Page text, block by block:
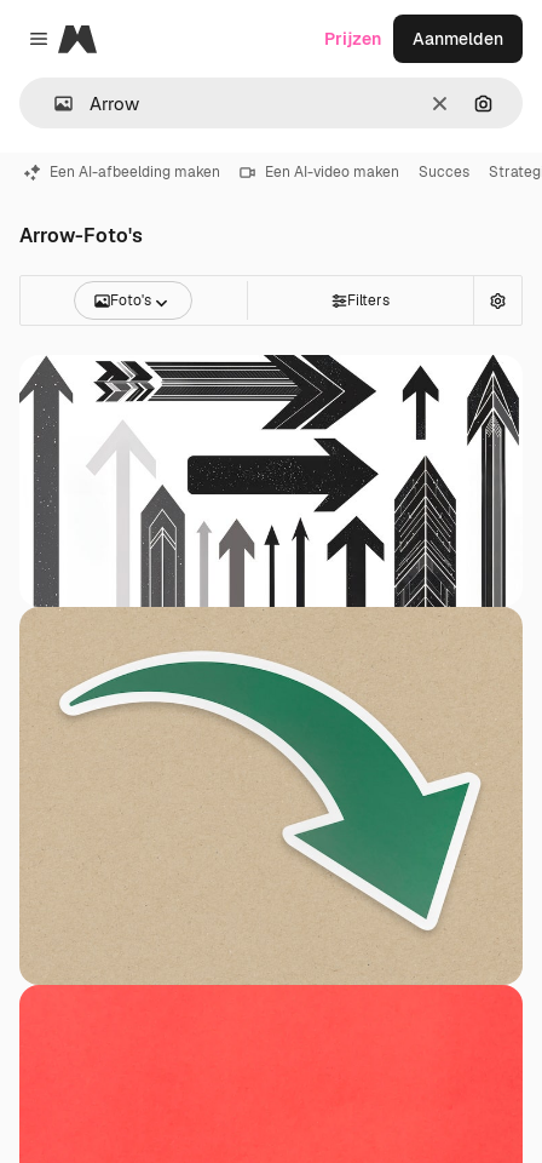
Close menu
Magnific
Wissen
Prijzen Aanmelden
Een AI-afbeelding maken Een AI-video maken Succes
Arrow-Foto's
Foto's Filters